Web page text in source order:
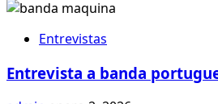
Entrevistas
Entrevista a banda